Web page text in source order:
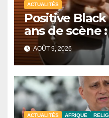
ACTUALITÉS
Positive
ans de scène
face à un
générationnel
AOÛT 9, 2026
ACTUALITÉS AFRIQUE